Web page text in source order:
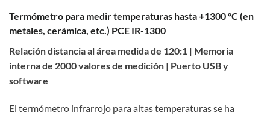
Termómetro para medir temperaturas hasta +1300 ºC (en
metales, cerámica, etc.) PCE IR-1300
Relación distancia al área medida de 120:1 | Memoria
interna de 2000 valores de medición | Puerto USB y
software
El termómetro infrarrojo para altas temperaturas se ha